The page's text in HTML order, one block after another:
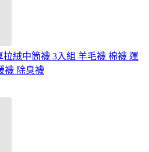
拉絨中筒襪 3入組 羊毛襪 棉襪 運
襪 除臭襪